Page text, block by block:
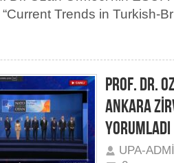
Trends in Turkish-
PROF. DR.
ANKARA
YORUMLADI
UPA-